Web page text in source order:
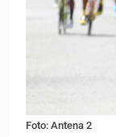
Foto: Antena 2